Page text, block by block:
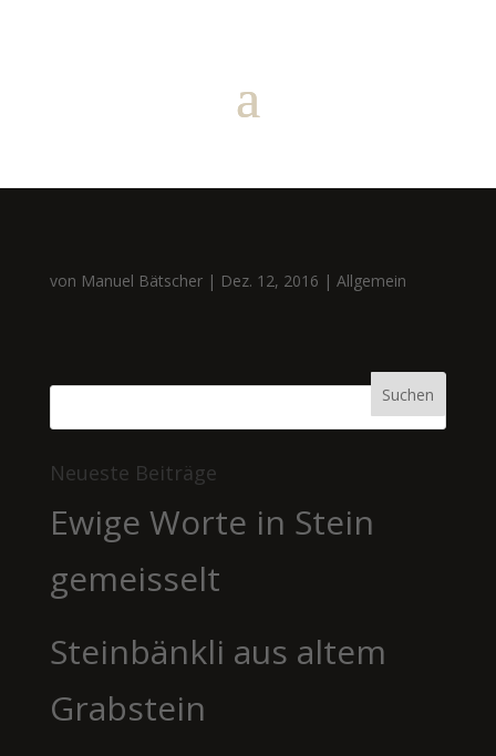
von Manuel Bätscher| Dez. 12, 2016 | Allgemein
Neueste Beiträge
Ewige Worte in Stein
gemeisselt
Steinbänkli aus altem
Grabstein